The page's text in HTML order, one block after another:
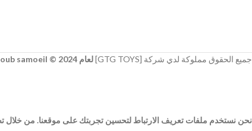
جميع الحقوق مملوكة لدي شركة [GTG TOYS] لعام 2024 © developer samoeil
نحن نستخدم ملفات تعريف الارتباط لتحسين تجربتك على موقعنا. من خلال